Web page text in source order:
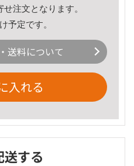
注文となります。
予定です。
送料について
入れる
送する